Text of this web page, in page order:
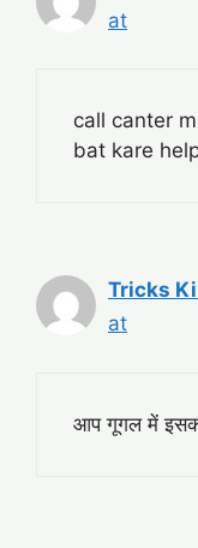
at
call canter
bat kare
Tricks
at
आप गूगल में